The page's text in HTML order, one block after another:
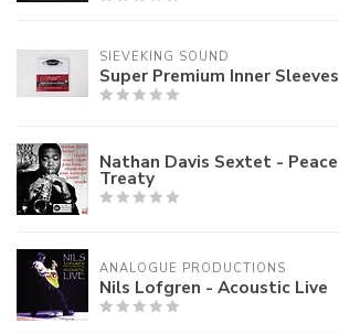
SIEVEKING SOUND
Super Premium Inner Sleeves
Nathan Davis Sextet - Peace
Treaty
ANALOGUE PRODUCTIONS
Nils Lofgren - Acoustic Live